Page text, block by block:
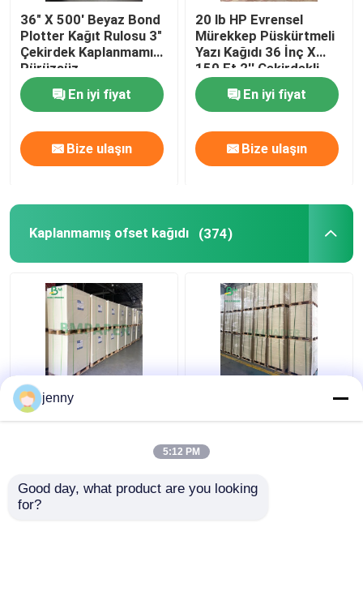
36" X 500' Beyaz Bond
Plotter Kağıt Rulosu 3"
Çekirdek Kaplanmamış
Pürüzsüz
En iyi fiyat
Bize ulaşın
20 lb HP Evrensel
Mürekkep Püskürtmeli
Yazı Kağıdı 36 İnç X
150 Ft 2'' Çekirdekli
Geniş Format
En iyi fiyat
Bize ulaşın
Kaplanmamış ofset kağıdı (374)
Poster Kart Broşürleri
İçin Mat Beyaz
Beyaz Beermat Kurulu,
jenny
5:12 PM
Good day, what product are you looking
for?